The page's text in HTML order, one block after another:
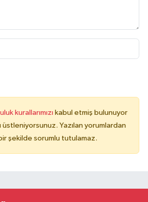
kurallarımızı kabul etmiş bulunuyor
Yazılan yorumlardan
şekilde sorumlu tutulamaz.